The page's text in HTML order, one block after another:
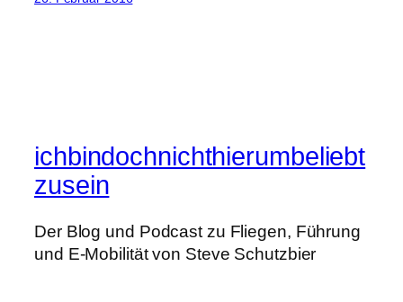
ichbindochnichthierumbeliebt
zusein
Der Blog und Podcast zu Fliegen, Führung
und E-Mobilität von Steve Schutzbier